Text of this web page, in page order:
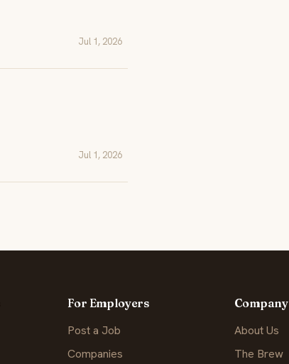
Jul 1, 2026
Jul 1, 2026
For Employers
Post a Job
Companies
Company
About Us
The Brew